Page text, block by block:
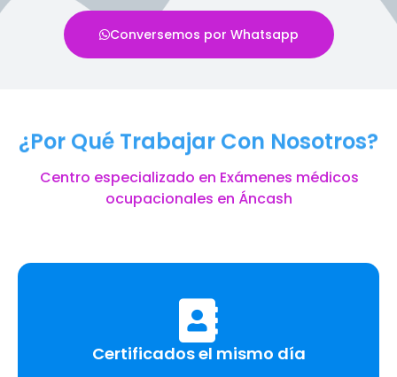
Conversemos por Whatsapp
¿Por Qué Trabajar Con Nosotros?
Centro especializado en Exámenes médicos
ocupacionales en Áncash
Certificados el mismo día